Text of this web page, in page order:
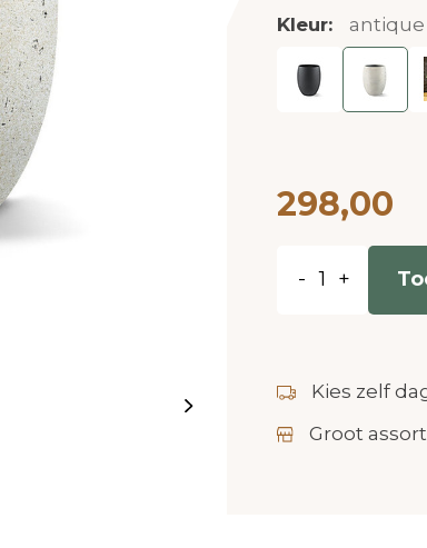
Kleur:
298,00
- +
Kies zelf
Groot